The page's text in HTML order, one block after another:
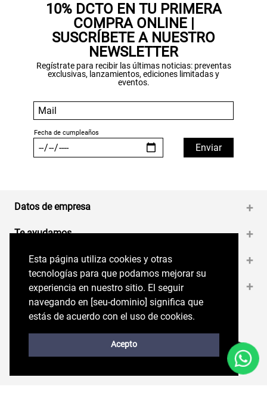
Esta página utiliza cookies y otras
tecnologías para que podamos mejorar su
experiencia en nuestro sitio. El seguir
navegando en perryellis.cl significa que estás
de acuerdo con el uso de cookies.
Acepto
Esta página utiliza cookies y otras
tecnologías para que podamos mejorar su
experiencia en nuestro sitio. El seguir
navegando en [seu-dominio] significa que
estás de acuerdo con el uso de cookies.
Acepto
10% DCTO EN TU PRIMERA
COMPRA ONLINE |
SUSCRÍBETE A NUESTRO
NEWSLETTER
Regístrate para recibir las últimas noticias: preventas
exclusivas, lanzamientos, ediciones limitadas y
eventos.
Datos de empresa +
Te ayudamos +
Medios de pago +
Contáctanos +
Síguenos en nuestras RRSS
Trabaja con Nosotros